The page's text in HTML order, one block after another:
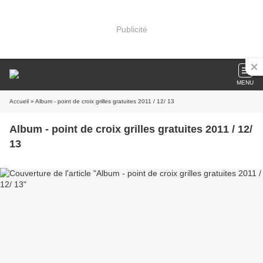
Publicité
MENU
Accueil » Album - point de croix grilles gratuites 2011 / 12/ 13
Album - point de croix grilles gratuites 2011 / 12/
13